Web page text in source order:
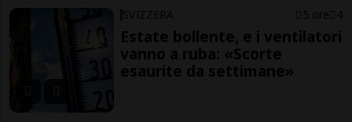
SVIZZERA 5 ore 4
Estate bollente, e i ventilatori
vanno a ruba: «Scorte
esaurite da settimane»